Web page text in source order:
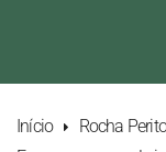
Início Rocha